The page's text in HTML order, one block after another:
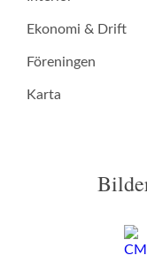
Ekonomi & Drift
Föreningen
Karta